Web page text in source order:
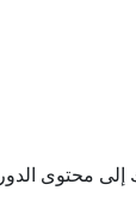
محتوى